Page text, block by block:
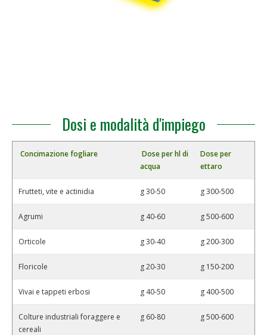
Dosi e modalità d'impiego
Concimazione fogliare
Dose per hl di
acqua
Dose per
ettaro
Frutteti, vite e actinidia g 30-50 g 300-500
Agrumi g 40-60 g 500-600
Orticole g 30-40 g 200-300
Floricole g 20-30 g 150-200
Vivai e tappeti erbosi g 40-50 g 400-500
Colture industriali foraggere e
cereali
g 60-80 g 500-600